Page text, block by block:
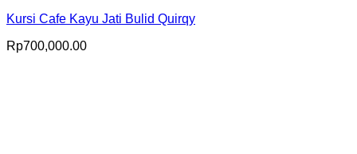
Kursi Cafe Kayu Jati Bulid Quirqy
Rp700,000.00